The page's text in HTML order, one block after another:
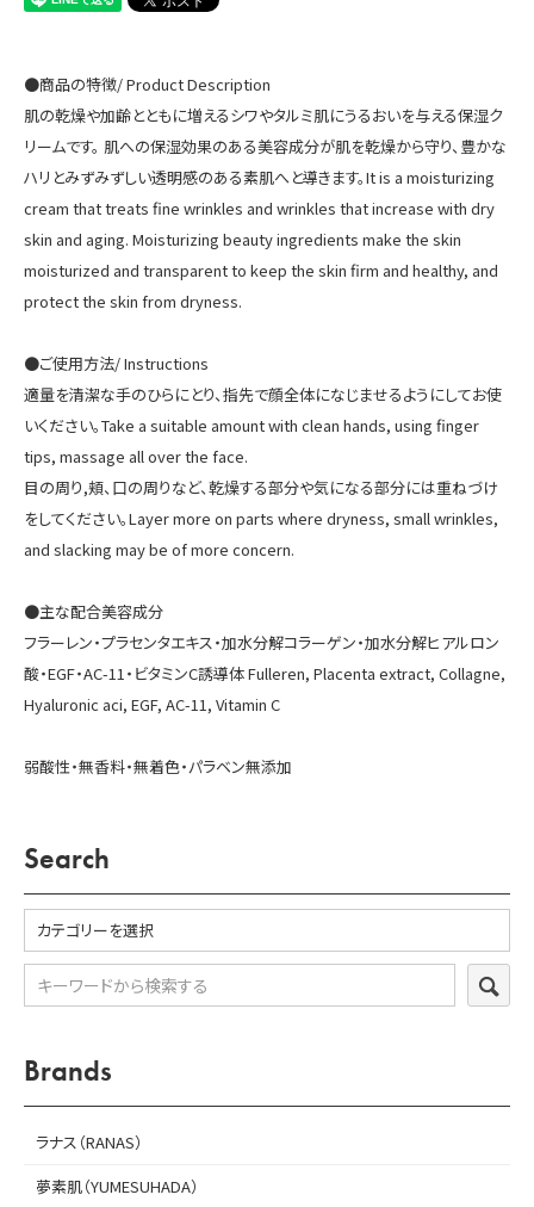
商品一覧
支払・配送について
お問い合わせ
●商品の特徴/ Product Description
肌の乾燥や加齢とともに増えるシワやタルミ肌にうるおいを与える保湿ク
リームです。 肌への保湿効果のある美容成分が肌を乾燥から守り、豊かな
ハリとみずみずしい透明感のある素肌へと導きます。It is a moisturizing
cream that treats fine wrinkles and wrinkles that increase with dry
skin and aging. Moisturizing beauty ingredients make the skin
moisturized and transparent to keep the skin firm and healthy, and
protect the skin from dryness.
●ご使用方法/ Instructions
適量を清潔な手のひらにとり、指先で顔全体になじませるようにしてお使
いください。Take a suitable amount with clean hands, using finger
tips, massage all over the face.
目の周り,頬、口の周りなど、乾燥する部分や気になる部分には重ねづけ
をしてください。Layer more on parts where dryness, small wrinkles,
and slacking may be of more concern.
●主な配合美容成分
フラーレン・プラセンタエキス・加水分解コラーゲン・加水分解ヒアルロン
酸・EGF・AC-11・ビタミンC誘導体 Fulleren, Placenta extract, Collagne,
Hyaluronic aci, EGF, AC-11, Vitamin C
弱酸性・無香料・無着色・パラベン無添加
Search
Brands
ラナス（RANAS）
夢素肌（YUMESUHADA）